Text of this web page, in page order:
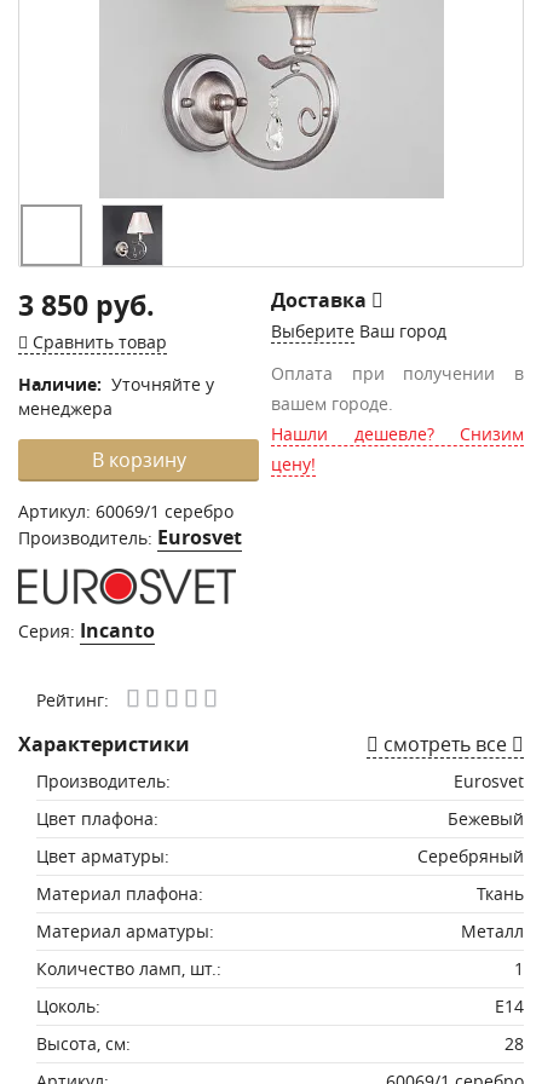
3 850 руб.
Сравнить товар
Наличие: Уточняйте у
менеджера
В корзину
Артикул: 60069/1 серебро
Производитель: Eurosvet
Серия: Incanto
Доставка
Выберите Ваш город
Оплата при получении в
вашем городе.
Нашли дешевле? Снизим
цену!
Рейтинг:
Характеристики смотреть все
Производитель:
Eurosvet
Цвет плафона:
Бежевый
Цвет арматуры:
Серебряный
Материал плафона:
Ткань
Материал арматуры:
Металл
Количество ламп, шт.:
1
Цоколь:
E14
Высота, см:
28